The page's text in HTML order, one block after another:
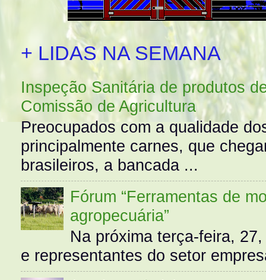
+ LIDAS NA SEMANA
Inspeção Sanitária de produtos
Comissão de Agricultura
Preocupados com a qualidade
principalmente carnes, que
brasileiros, a bancada ...
Fórum “Ferramentas de
agropecuária”
Na próxima terça-feira,
e representantes do setor